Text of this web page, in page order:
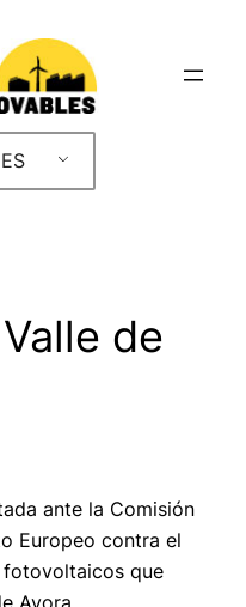
ES
de
ante la Comisión
Europeo contra el
que